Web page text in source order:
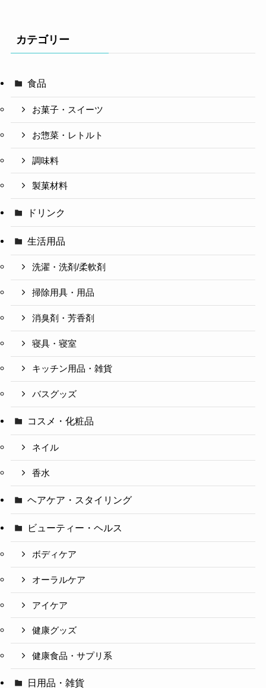
カテゴリー
食品
お菓子・スイーツ
お惣菜・レトルト
調味料
製菓材料
ドリンク
生活用品
洗濯・洗剤/柔軟剤
掃除用具・用品
消臭剤・芳香剤
寝具・寝室
キッチン用品・雑貨
バスグッズ
コスメ・化粧品
ネイル
香水
ヘアケア・スタイリング
ビューティー・ヘルス
ボディケア
オーラルケア
アイケア
健康グッズ
健康食品・サプリ系
日用品・雑貨